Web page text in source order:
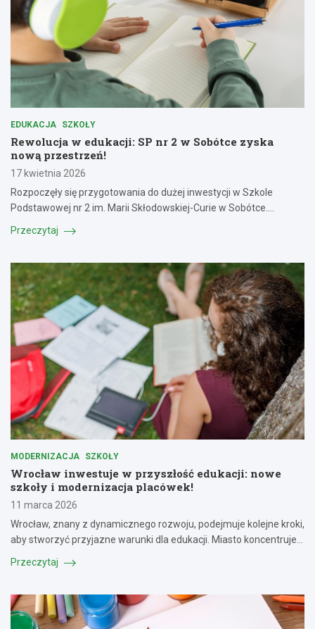
EDUKACJA SZKOŁY
Rewolucja w edukacji: SP nr 2 w Sobótce zyska
nową przestrzeń!
17 kwietnia 2026
Rozpoczęły się przygotowania do dużej inwestycji w Szkole
Podstawowej nr 2 im. Marii Skłodowskiej-Curie w Sobótce.…
Przeczytaj
MODERNIZACJA SZKOŁY
Wrocław inwestuje w przyszłość edukacji: nowe
szkoły i modernizacja placówek!
11 marca 2026
Wrocław, znany z dynamicznego rozwoju, podejmuje kolejne kroki,
aby stworzyć przyjazne warunki dla edukacji. Miasto koncentruje…
Przeczytaj